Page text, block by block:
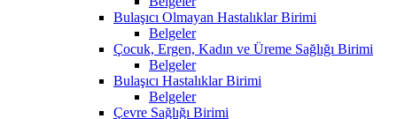
Bulaşıcı Olmayan Hastalıklar Birimi
Belgeler
Çocuk, Ergen, Kadın ve Üreme Sağlığı Birimi
Belgeler
Bulaşıcı Hastalıklar Birimi
Belgeler
Çevre Sağlığı Birimi